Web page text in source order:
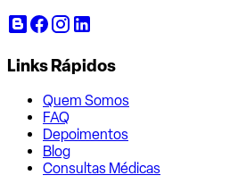
Links Rápidos
Quem Somos
FAQ
Depoimentos
Blog
Consultas Médicas